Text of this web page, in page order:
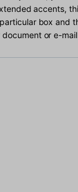
accents,
box and
or e-